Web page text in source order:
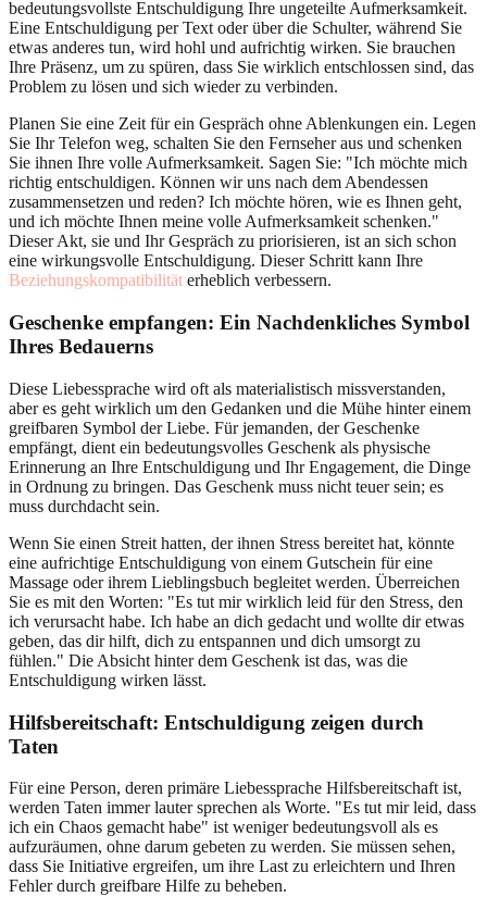
bedeutungsvollste Entschuldigung Ihre ungeteilte Aufmerksamkeit.
Eine Entschuldigung per Text oder über die Schulter, während Sie
etwas anderes tun, wird hohl und aufrichtig wirken. Sie brauchen
Ihre Präsenz, um zu spüren, dass Sie wirklich entschlossen sind, das
Problem zu lösen und sich wieder zu verbinden.
Planen Sie eine Zeit für ein Gespräch ohne Ablenkungen ein. Legen
Sie Ihr Telefon weg, schalten Sie den Fernseher aus und schenken
Sie ihnen Ihre volle Aufmerksamkeit. Sagen Sie: "Ich möchte mich
richtig entschuldigen. Können wir uns nach dem Abendessen
zusammensetzen und reden? Ich möchte hören, wie es Ihnen geht,
und ich möchte Ihnen meine volle Aufmerksamkeit schenken."
Dieser Akt, sie und Ihr Gespräch zu priorisieren, ist an sich schon
eine wirkungsvolle Entschuldigung. Dieser Schritt kann Ihre
Beziehungskompatibilität erheblich verbessern.
Geschenke empfangen: Ein Nachdenkliches Symbol
Ihres Bedauerns
Diese Liebessprache wird oft als materialistisch missverstanden,
aber es geht wirklich um den Gedanken und die Mühe hinter einem
greifbaren Symbol der Liebe. Für jemanden, der Geschenke
empfängt, dient ein bedeutungsvolles Geschenk als physische
Erinnerung an Ihre Entschuldigung und Ihr Engagement, die Dinge
in Ordnung zu bringen. Das Geschenk muss nicht teuer sein; es
muss durchdacht sein.
Wenn Sie einen Streit hatten, der ihnen Stress bereitet hat, könnte
eine aufrichtige Entschuldigung von einem Gutschein für eine
Massage oder ihrem Lieblingsbuch begleitet werden. Überreichen
Sie es mit den Worten: "Es tut mir wirklich leid für den Stress, den
ich verursacht habe. Ich habe an dich gedacht und wollte dir etwas
geben, das dir hilft, dich zu entspannen und dich umsorgt zu
fühlen." Die Absicht hinter dem Geschenk ist das, was die
Entschuldigung wirken lässt.
Hilfsbereitschaft: Entschuldigung zeigen durch
Taten
Für eine Person, deren primäre Liebessprache Hilfsbereitschaft ist,
werden Taten immer lauter sprechen als Worte. "Es tut mir leid, dass
ich ein Chaos gemacht habe" ist weniger bedeutungsvoll als es
aufzuräumen, ohne darum gebeten zu werden. Sie müssen sehen,
dass Sie Initiative ergreifen, um ihre Last zu erleichtern und Ihren
Fehler durch greifbare Hilfe zu beheben.